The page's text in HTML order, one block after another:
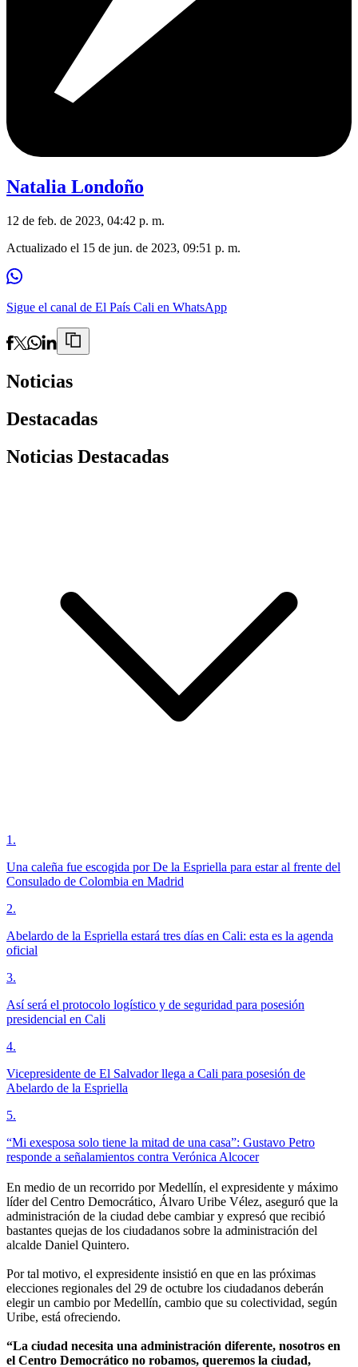
Natalia Londoño
12 de feb. de 2023, 04:42 p. m.
Actualizado el 15 de jun. de 2023, 09:51 p. m.
Sigue el canal de El País Cali en WhatsApp
Noticias
Destacadas
Noticias Destacadas
1 .
Una caleña fue escogida por De la Espriella para estar al frente del
Consulado de Colombia en Madrid
2.
Abelardo de la Espriella estará tres días en Cali: esta es la agenda
oficial
3.
Así será el protocolo logístico y de seguridad para posesión
presidencial en Cali
4.
Vicepresidente de El Salvador llega a Cali para posesión de
Abelardo de la Espriella
5.
“Mi exesposa solo tiene la mitad de una casa”: Gustavo Petro
responde a señalamientos contra Verónica Alcocer
En medio de un recorrido por Medellín, el expresidente y máximo
líder del Centro Democrático, Álvaro Uribe Vélez, aseguró que la
administración de la ciudad debe cambiar y expresó que recibió
bastantes quejas de los ciudadanos sobre la administración del
alcalde Daniel Quintero.
Por tal motivo, el expresidente insistió en que en las próximas
elecciones regionales del 29 de octubre los ciudadanos deberán
elegir un cambio por Medellín, cambio que su colectividad, según
Uribe, está ofreciendo.
“La ciudad necesita una administración diferente, nosotros en
el Centro Democrático no robamos, queremos la ciudad,